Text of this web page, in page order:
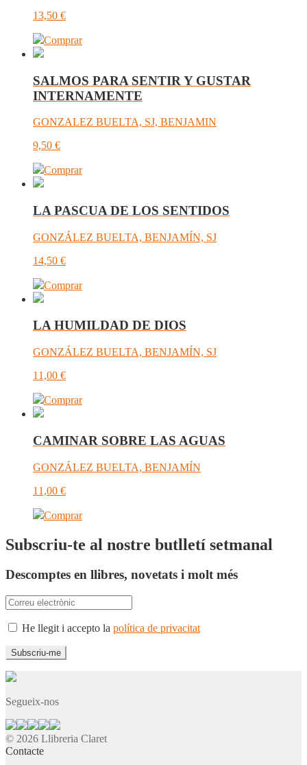
13,50 €
Comprar
SALMOS PARA SENTIR Y GUSTAR
INTERNAMENTE
GONZALEZ BUELTA, SJ, BENJAMIN
9,50 €
Comprar
LA PASCUA DE LOS SENTIDOS
GONZÁLEZ BUELTA, BENJAMÍN, SJ
14,50 €
Comprar
LA HUMILDAD DE DIOS
GONZÁLEZ BUELTA, BENJAMÍN, SJ
11,00 €
Comprar
CAMINAR SOBRE LAS AGUAS
GONZÁLEZ BUELTA, BENJAMÍN
11,00 €
Comprar
Subscriu-te al nostre butlletí setmanal
Descomptes en llibres, novetats i molt més
He llegit i accepto la política de privacitat
Segueix-nos
© 2026 Llibreria Claret
Contacte